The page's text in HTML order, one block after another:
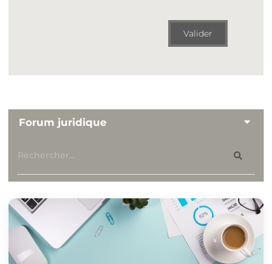
Valider
Forum juridique